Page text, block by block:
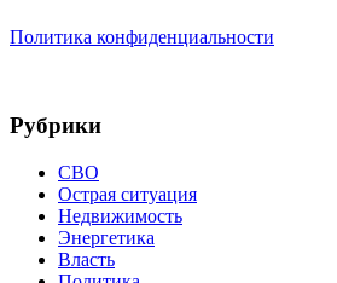
Политика конфиденциальности
Рубрики
СВО
Острая ситуация
Недвижимость
Энергетика
Власть